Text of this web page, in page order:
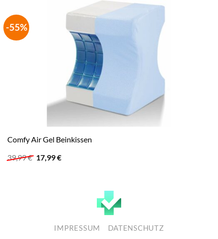
-55%
Comfy Air Gel Beinkissen
39,99€ Ursprünglicher
17,99€Aktueller
IMPRESSUM DATENSCHUTZ